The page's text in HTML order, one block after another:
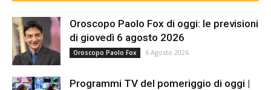
Oroscopo Paolo Fox di oggi: le previsioni
di giovedì 6 agosto 2026
Oroscopo Paolo Fox 6 Agosto 2026
Programmi TV del pomeriggio di oggi |